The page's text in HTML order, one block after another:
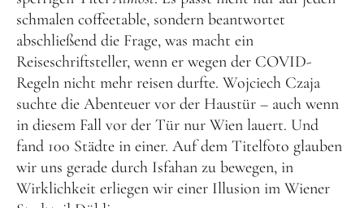
schmalen coffeetable, sondern beantwortet
abschließend die Frage, was macht ein
Reiseschriftsteller, wenn er wegen der COVID-
Regeln nicht mehr reisen durfte. Wojciech Czaja
suchte die Abenteuer vor der Haustür – auch wenn
in diesem Fall vor der Tür nur Wien lauert. Und
fand 100 Städte in einer. Auf dem Titelfoto glauben
wir uns gerade durch Isfahan zu bewegen, in
Wirklichkeit erliegen wir einer Illusion im Wiener